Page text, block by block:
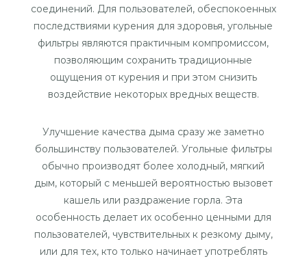
соединений. Для пользователей, обеспокоенных
последствиями курения для здоровья, угольные
фильтры являются практичным компромиссом,
позволяющим сохранить традиционные
ощущения от курения и при этом снизить
воздействие некоторых вредных веществ.
Улучшение качества дыма сразу же заметно
большинству пользователей. Угольные фильтры
обычно производят более холодный, мягкий
дым, который с меньшей вероятностью вызовет
кашель или раздражение горла. Эта
особенность делает их особенно ценными для
пользователей, чувствительных к резкому дыму,
или для тех, кто только начинает употреблять